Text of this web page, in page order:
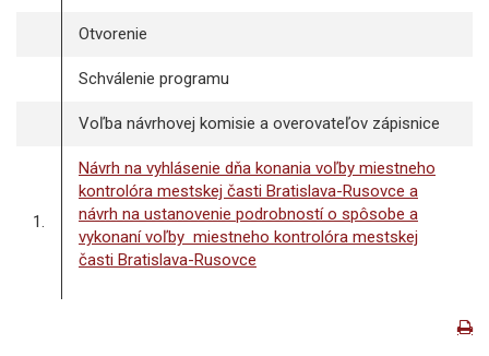
Otvorenie
Schválenie programu
Voľba návrhovej komisie a overovateľov zápisnice
1.
Návrh na vyhlásenie dňa konania voľby miestneho
kontrolóra mestskej časti Bratislava-Rusovce a
návrh na ustanovenie podrobností o spôsobe a
vykonaní voľby miestneho kontrolóra mestskej
časti Bratislava-Rusovce